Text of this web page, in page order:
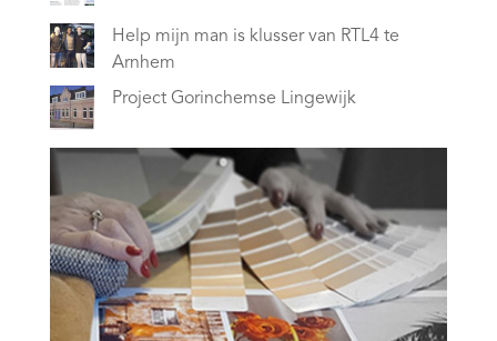
Help mijn man is klusser van RTL4 te
Arnhem
Project Gorinchemse Lingewijk